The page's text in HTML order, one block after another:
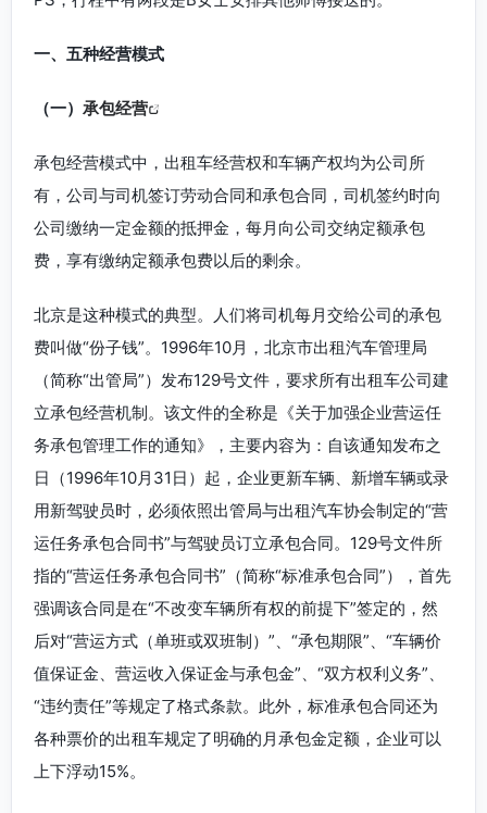
一、五种经营模式
（一） 承包经营
承包经营模式中，出租车经营权和车辆产权均为公司所
有，公司与司机签订劳动合同和承包合同，司机签约时向
公司缴纳一定金额的抵押金，每月向公司交纳定额承包
费，享有缴纳定额承包费以后的剩余。
北京是这种模式的典型。人们将司机每月交给公司的承包
费叫做“份子钱”。1996年10月，北京市出租汽车管理局
（简称“出管局”）发布129号文件，要求所有出租车公司建
立承包经营机制。该文件的全称是《关于加强企业营运任
务承包管理工作的通知》，主要内容为：自该通知发布之
日（1996年10月31日）起，企业更新车辆、新增车辆或录
用新驾驶员时，必须依照出管局与出租汽车协会制定的“营
运任务承包合同书”与驾驶员订立承包合同。129号文件所
指的“营运任务承包合同书”（简称“标准承包合同”），首先
强调该合同是在“不改变车辆所有权的前提下”签定的，然
后对“营运方式（单班或双班制）”、“承包期限”、“车辆价
值保证金、营运收入保证金与承包金”、“双方权利义务”、
“违约责任”等规定了格式条款。此外，标准承包合同还为
各种票价的出租车规定了明确的月承包金定额，企业可以
上下浮动15%。